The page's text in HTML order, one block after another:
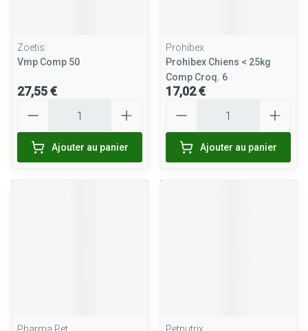
Zoetis
Vmp Comp 50
27,55 €
Ajouter au panier
Prohibex
Prohibex Chiens < 25kg
Comp Croq. 6
17,02 €
Ajouter au panier